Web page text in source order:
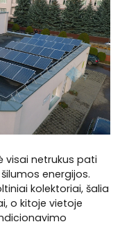
visai netrukus pati
energijos.
kolektoriai, šalia
o kitoje vietoje